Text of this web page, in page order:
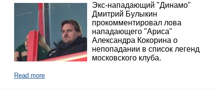
Экс-нападающий "Динамо"
Дмитрий Булыкин
прокомментировал лова
нападающего "Ариса"
Александра Кокорина о
непопадании в список легенд
московского клуба.
Read more